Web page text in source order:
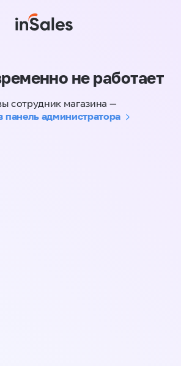
не работает
сотрудник магазина —
панель администратора